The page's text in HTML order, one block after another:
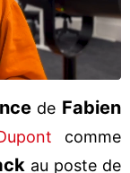
de Fabien
comme
au poste de